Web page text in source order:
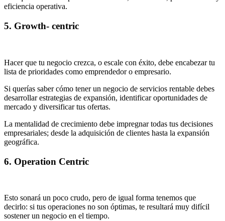
eficiencia operativa.
5. Growth- centric
Hacer que tu negocio crezca, o escale con éxito, debe encabezar tu
lista de prioridades como emprendedor o empresario.
Si querías saber cómo tener un negocio de servicios rentable debes
desarrollar estrategias de expansión, identificar oportunidades de
mercado y diversificar tus ofertas.
La mentalidad de crecimiento debe impregnar todas tus decisiones
empresariales; desde la adquisición de clientes hasta la expansión
geográfica.
6. Operation Centric
Esto sonará un poco crudo, pero de igual forma tenemos que
decirlo: si tus operaciones no son óptimas, te resultará muy difícil
sostener un negocio en el tiempo.